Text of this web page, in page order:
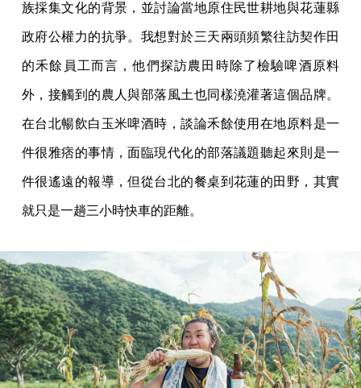
族採集文化的背景，並討論當地原住民世耕地與花蓮縣
政府公權力的抗爭。我想對於三天兩頭頻繁往訪契作田
的禾餘員工而言，他們探訪農田時除了檢驗啤酒原料
外，接觸到的農人與部落風土也同樣澆灌著這個品牌。
在台北暢飲白玉米啤酒時，談論禾餘使用在地原料是一
件很雅痞的事情，面臨現代化的部落議題聽起來則是一
件很遙遠的報導，但從台北的餐桌到花蓮的田野，其實
就只是一趟三小時快車的距離。